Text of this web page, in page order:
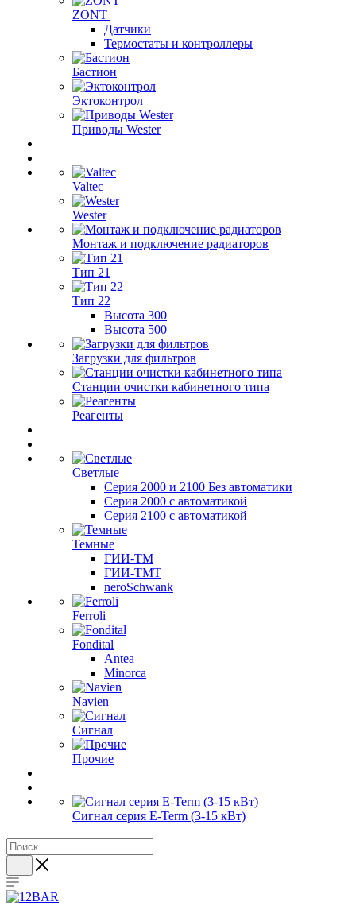
ZONT
Датчики
Термостаты и контроллеры
Бастион
Эктоконтрол
Приводы Wester
Valtec
Wester
Монтаж и подключение радиаторов
Тип 21
Тип 22
Высота 300
Высота 500
Загрузки для фильтров
Станции очистки кабинетного типа
Реагенты
Светлые
Серия 2000 и 2100 Без автоматики
Серия 2000 с автоматикой
Серия 2100 с автоматикой
Темные
ГИИ-ТМ
ГИИ-ТМТ
neroSchwank
Ferroli
Fondital
Antea
Minorca
Navien
Сигнал
Прочие
Сигнал серия E-Term (3-15 кВт)